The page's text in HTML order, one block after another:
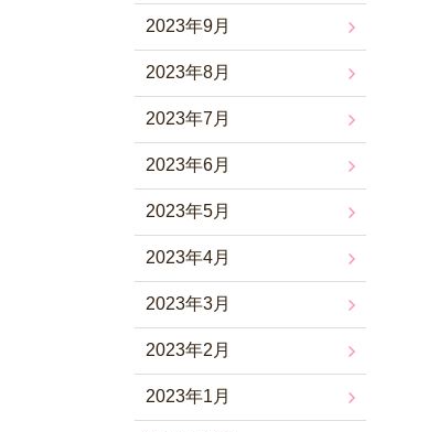
2023年9月
2023年8月
2023年7月
2023年6月
2023年5月
2023年4月
2023年3月
2023年2月
2023年1月